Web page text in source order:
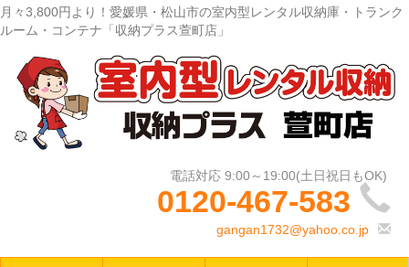
月々3,800円より！愛媛県・松山市の室内型レンタル収納庫・トランク
ルーム・コンテナ「収納プラス萱町店」
0120-467-583
gangan1732@yahoo.co.jp